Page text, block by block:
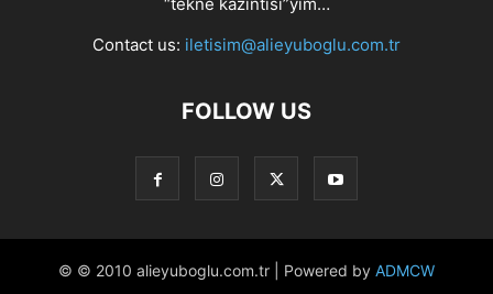
Contact us: iletisim@alieyuboglu.com.tr
FOLLOW US
© © 2010 alieyuboglu.com.tr | Powered by ADMCW